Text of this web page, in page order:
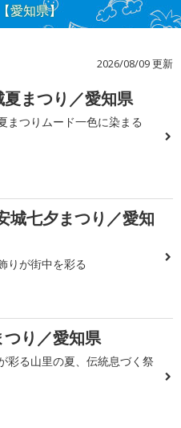
愛知県】
2026/08/09 更新
夏まつり／愛知県
まつりムード一色に染まる
城七夕まつり／愛知
りが街中を彩る
つり／愛知県
彩る山里の夏、伝統息づく祭